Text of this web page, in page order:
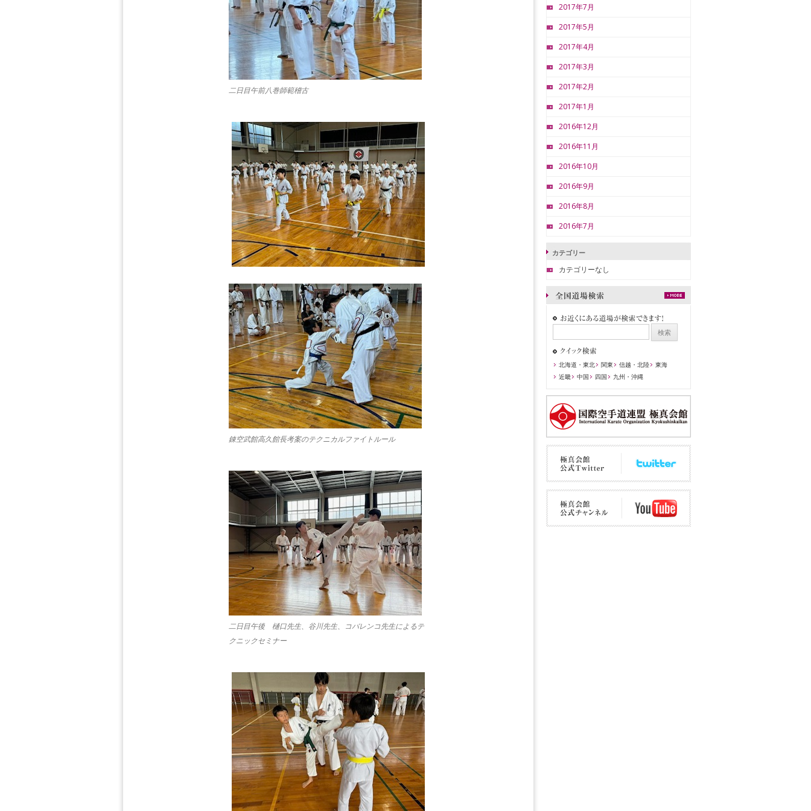
二日目午前八巻師範稽古
錬空武館高久館長考案のテクニカルファイトルール
二日目午後 樋口先生、谷川先生、コバレンコ先生によるテ
クニックセミナー
2017年7月
2017年5月
2017年4月
2017年3月
2017年2月
2017年1月
2016年12月
2016年11月
2016年10月
2016年9月
2016年8月
2016年7月
カテゴリー
カテゴリーなし
北海道・東北 関東 信越・北陸
東海
近畿
中国 四国 九州・沖縄